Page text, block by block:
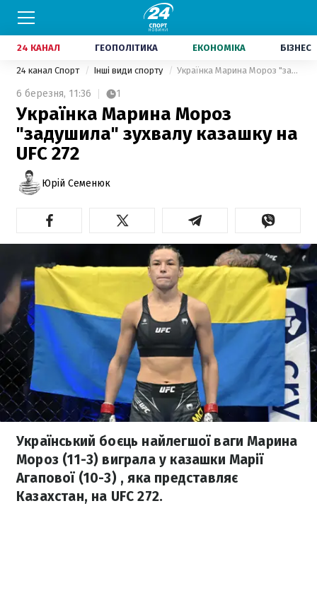
24 КАНАЛ ГЕОПОЛІТИКА ЕКОНОМІКА БІЗНЕС
24 канал Спорт Інші види спорту Українка Марина Мороз "задушила" зухвалу казашку на UFC 272
6 березня, 11:36 1
Українка Марина Мороз
"задушила" зухвалу казашку на
UFC 272
Юрій Семенюк
Український боєць найлегшої ваги Марина
Мороз (11-3) виграла у казашки Марії
Агапової (10-3) , яка представляє
Казахстан, на UFC 272.